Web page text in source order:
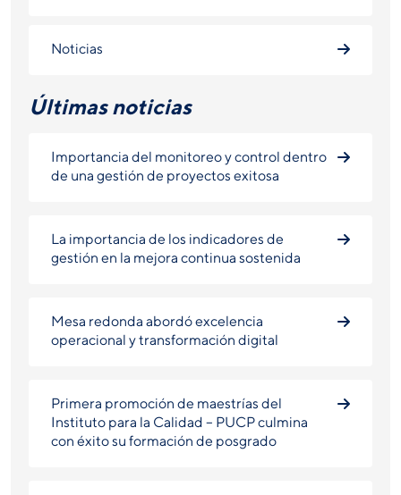
Noticias
Últimas noticias
Importancia del monitoreo y control dentro
de una gestión de proyectos exitosa
La importancia de los indicadores de
gestión en la mejora continua sostenida
Mesa redonda abordó excelencia
operacional y transformación digital
Primera promoción de maestrías del
Instituto para la Calidad – PUCP culmina
con éxito su formación de posgrado